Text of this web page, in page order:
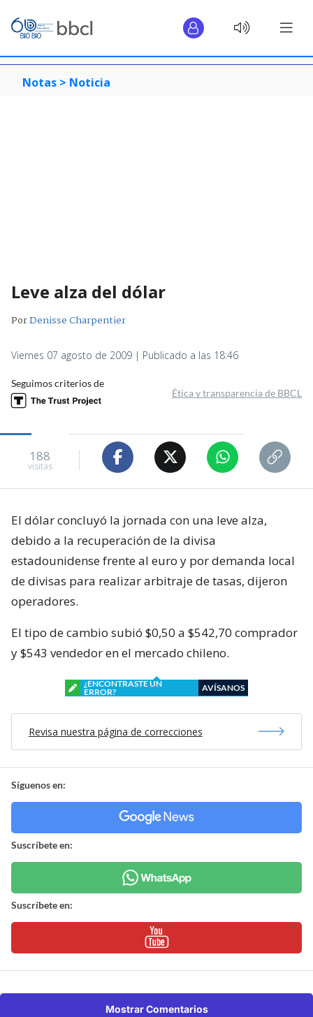
Notas > Noticia
Leve alza del dólar
PorDenisse Charpentier
Viernes 07 agosto de 2009 | Publicado a las 18:46
Seguimos criterios de
Ética y transparencia de BBCL
188
visitas
El dólar concluyó la jornada con una leve alza,
debido a la recuperación de la divisa
estadounidense frente al euro y por demanda local
de divisas para realizar arbitraje de tasas, dijeron
operadores.
El tipo de cambio subió $0,50 a $542,70 comprador
y $543 vendedor en el mercado chileno.
¿ENCONTRASTE UN
ERROR?
AVÍSANOS
Revisa nuestra página de correcciones
Síguenos en:
Suscríbete en:
Suscríbete en:
Mostrar Comentarios